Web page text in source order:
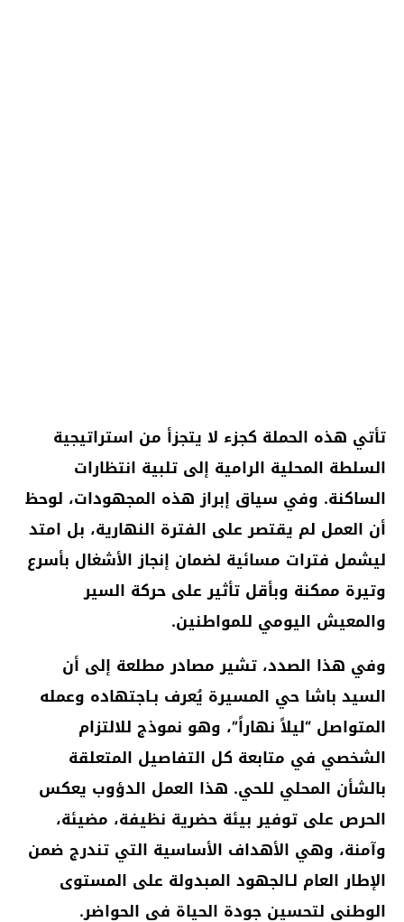
تأتي هذه الحملة كجزء لا يتجزأ من استراتيجية
السلطة المحلية الرامية إلى تلبية انتظارات
الساكنة. وفي سياق إبراز هذه المجهودات، لوحظ
أن العمل لم يقتصر على الفترة النهارية، بل امتد
ليشمل فترات مسائية لضمان إنجاز الأشغال بأسرع
وتيرة ممكنة وبأقل تأثير على حركة السير
والمعيش اليومي للمواطنين.
وفي هذا الصدد، تشير مصادر مطلعة إلى أن
السيد باشا حي المسيرة يُعرف بـاجتهاده وعمله
المتواصل “ليلاً نهاراً”، وهو نموذج للالتزام
الشخصي في متابعة كل التفاصيل المتعلقة
بالشأن المحلي للحي. هذا العمل الدؤوب يعكس
الحرص على توفير بيئة حضرية نظيفة، مضيئة،
وآمنة، وهي الأهداف الأساسية التي تندرج ضمن
الإطار العام لـالجهود المبدولة على المستوى
الوطني لتحسين جودة الحياة في الحواضر.